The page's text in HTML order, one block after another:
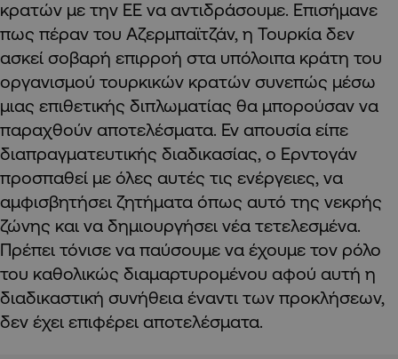
κρατών με την ΕΕ να αντιδράσουμε. Επισήμανε
πως πέραν του Αζερμπαϊτζάν, η Τουρκία δεν
ασκεί σοβαρή επιρροή στα υπόλοιπα κράτη του
οργανισμού τουρκικών κρατών συνεπώς μέσω
μιας επιθετικής διπλωματίας θα μπορούσαν να
παραχθούν αποτελέσματα. Εν απουσία είπε
διαπραγματευτικής διαδικασίας, ο Ερντογάν
προσπαθεί με όλες αυτές τις ενέργειες, να
αμφισβητήσει ζητήματα όπως αυτό της νεκρής
ζώνης και να δημιουργήσει νέα τετελεσμένα.
Πρέπει τόνισε να παύσουμε να έχουμε τον ρόλο
του καθολικώς διαμαρτυρομένου αφού αυτή η
διαδικαστική συνήθεια έναντι των προκλήσεων,
δεν έχει επιφέρει αποτελέσματα.